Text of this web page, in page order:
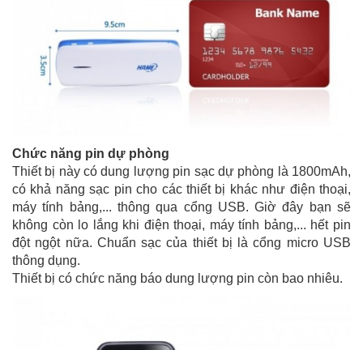
Chức năng pin dự phòng
Thiết bị này có dung lượng pin sạc dự phòng là 1800mAh,
có khả năng sạc pin cho các thiết bị khác như điện thoại,
máy tính bảng,... thông qua cổng USB. Giờ đây bạn sẽ
không còn lo lắng khi điện thoại, máy tính bảng,... hết pin
đột ngột nữa. Chuẩn sạc của thiết bị là cổng micro USB
thông dụng.
Thiết bị có chức năng báo dung lượng pin còn bao nhiêu.